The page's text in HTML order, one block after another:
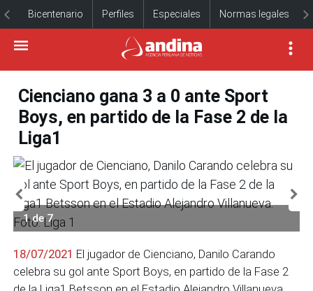
Bicentenario Perfiles Especiales Normas legales
Cienciano gana 3 a 0 ante Sport
Boys, en partido de la Fase 2 de la
Liga1
1 de 7
18/07/2021 El jugador de Cienciano, Danilo Carando
celebra su gol ante Sport Boys, en partido de la Fase 2